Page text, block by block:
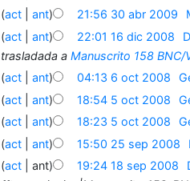
act
ant 21:56 30 abr 2009
act
ant 22:01 16 dic 2008
trasladada aManuscrito 158
act
ant 04:13 6 oct 2008
act
ant 18:54 5 oct 2008
act
ant 18:23 5 oct 2008
act
ant 15:50 25 sep 2008
act
ant 19:24 18 sep 2008